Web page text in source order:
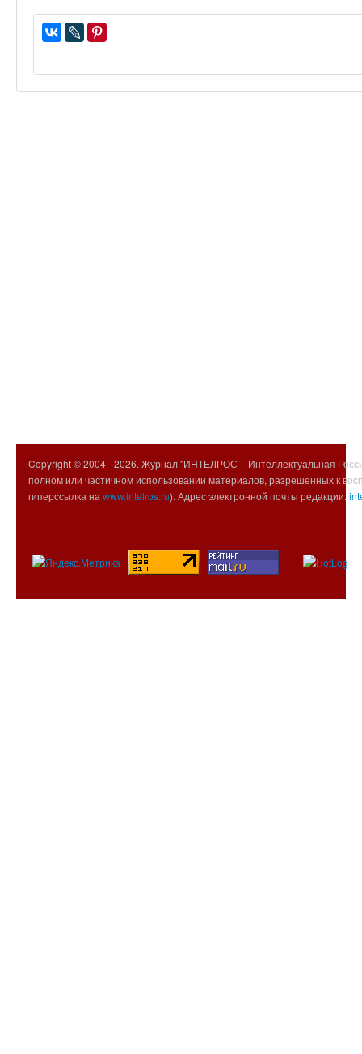
Copyright © 2004 -2026. Журнал "ИНТЕЛРОС – Интеллектуальная
полном или частичном использовании материалов, разрешенных к
гиперссылка на www.intelros.ru). Адрес электронной почты редакции: